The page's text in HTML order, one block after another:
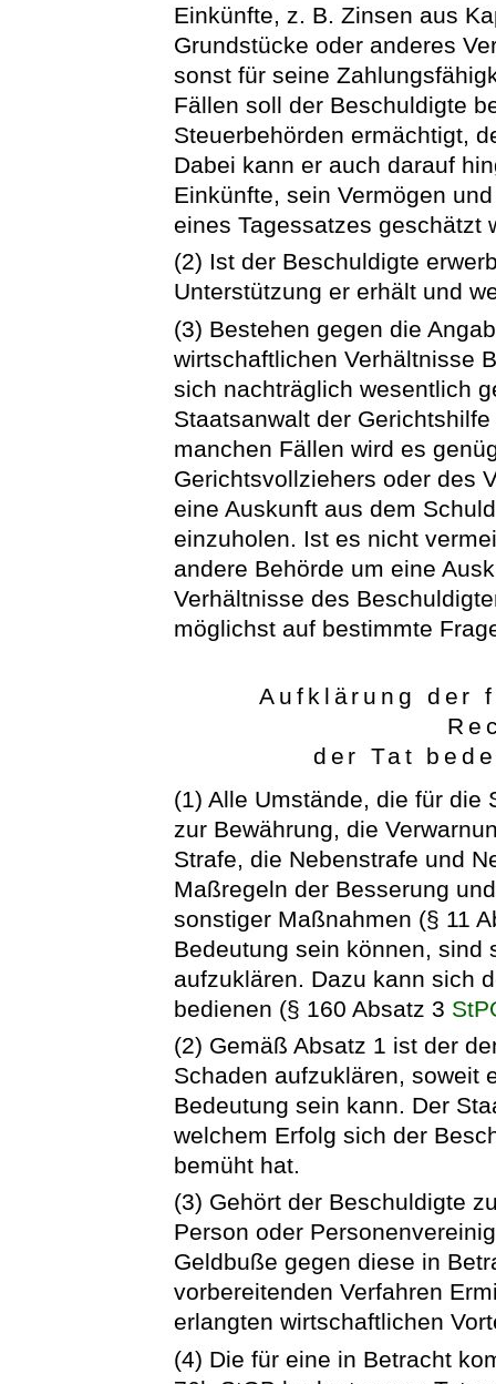
Einkünfte, z. B. Zinsen aus
Grundstücke oder anderes
sonst für seine
Fällen soll der Beschuldigte
Steuerbehörden ermächtigt,
Dabei kann er auch darauf
Einkünfte, sein Vermögen
eines Tagessatzes
(2) Ist der Beschuldigte
Unterstützung er erhält und
(3) Bestehen gegen die
wirtschaftlichen Verhältnisse
sich nachträglich wesentlich
Staatsanwalt der
manchen Fällen wird es
Gerichtsvollziehers oder des
eine Auskunft aus dem
einzuholen. Ist es nicht
andere Behörde um eine
Verhältnisse des
möglichst auf bestimmte
Aufklärung der
der Tat
(1) Alle Umstände, die für die
zur Bewährung, die
Strafe, die Nebenstrafe und
Maßregeln der Besserung
sonstiger Maßnahmen (§ 11
Bedeutung sein können, sind
aufzuklären. Dazu kann sich
bedienen (§ 160 Absatz 3
(2) Gemäß Absatz 1 ist der
Schaden aufzuklären, soweit
Bedeutung sein kann. Der
welchem Erfolg sich der
bemüht hat.
(3) Gehört der Beschuldigte
Person oder
Geldbuße gegen diese in
vorbereitenden Verfahren
erlangten wirtschaftlichen
(4) Die für eine in Betracht